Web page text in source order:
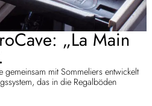
„La Main
mit Sommeliers entwickelt
das in die Regalböden